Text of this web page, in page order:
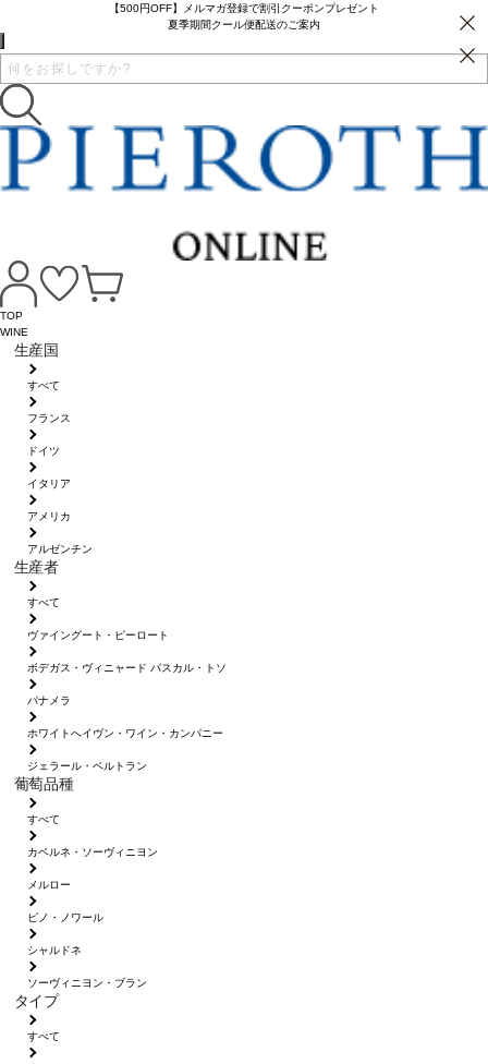
【500円OFF】メルマガ登録で割引クーポンプレゼント
夏季期間クール便配送のご案内
TOP
WINE
生産国
すべて
フランス
ドイツ
イタリア
アメリカ
アルゼンチン
生産者
すべて
ヴァイングート・ピーロート
ボデガス・ヴィニャード パスカル・トソ
パナメラ
ホワイトへイヴン・ワイン・カンパニー
ジェラール・ベルトラン
葡萄品種
すべて
カベルネ・ソーヴィニヨン
メルロー
ピノ・ノワール
シャルドネ
ソーヴィニヨン・ブラン
タイプ
すべて